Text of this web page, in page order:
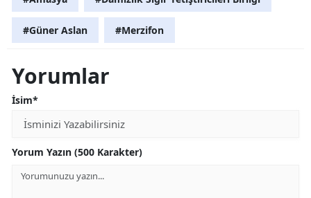
#Güner Aslan #Merzifon
Yorumlar
İsim*
Yorum Yazın (500 Karakter)